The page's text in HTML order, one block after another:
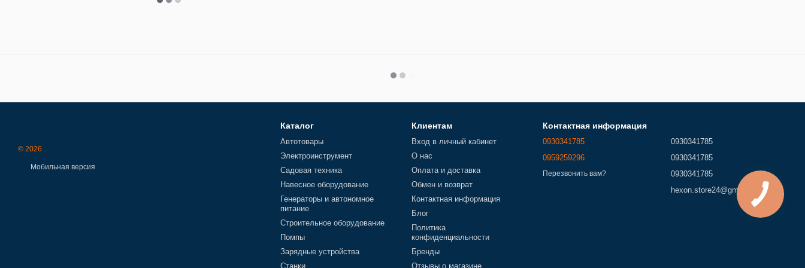
© 2026
Мобильная версия
Каталог
Автотовары
Электроинструмент
Садовая техника
Навесное оборудование
Генераторы и автономное
питание
Строительное оборудование
Помпы
Зарядные устройства
Станки
Клиентам
Вход в личный кабинет
О нас
Оплата и доставка
Обмен и возврат
Контактная информация
Блог
Политика
конфиденциальности
Бренды
Отзывы о магазине
Контактная информация
0930341785
0959259296
Перезвонить вам?
0930341785
0930341785
0930341785
hexon.store24@gmail.com